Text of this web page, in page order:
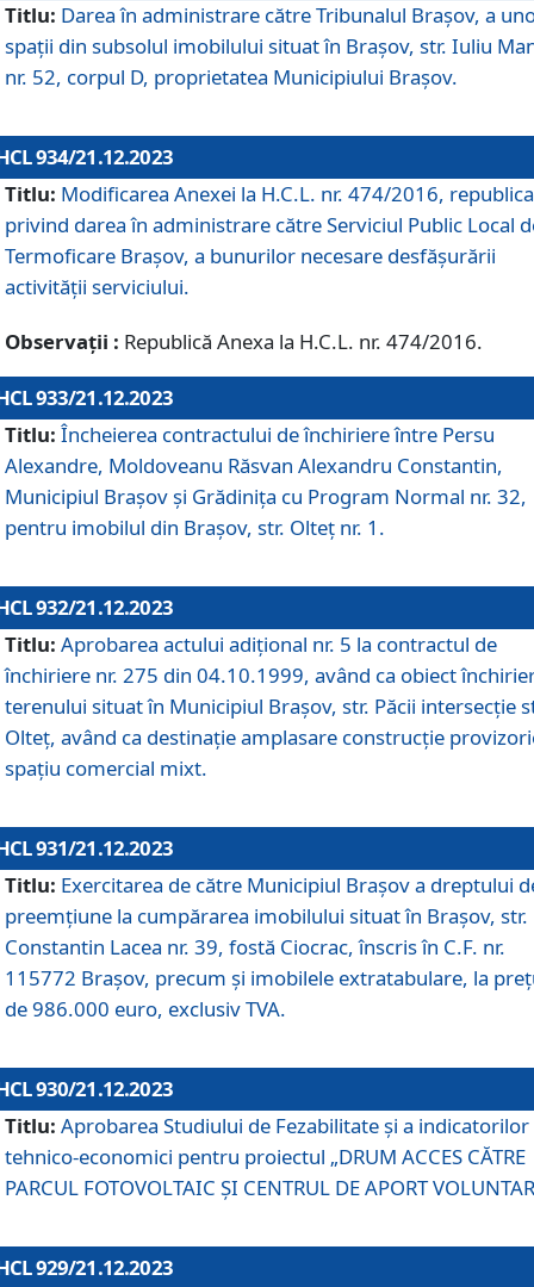
Titlu: Darea în administrare către Tribunalul Brașov, a
spații din subsolul imobilului situat în Brașov, str. Iuliu
nr. 52, corpul D, proprietatea Municipiului Brașov.
934/21.12.2023
Titlu: Modificarea Anexei la H.C.L. nr. 474/2016,
privind darea în administrare către Serviciul Public Local
Termoficare Braşov, a bunurilor necesare desfăşurării
activităţii serviciului.
Observații : Republică Anexa la H.C.L. nr. 474/2016.
933/21.12.2023
Titlu: Încheierea contractului de închiriere între Persu
Alexandre, Moldoveanu Răsvan Alexandru Constantin,
Municipiul Braşov şi Grădinița cu Program Normal nr. 32,
pentru imobilul din Brașov, str. Olteț nr. 1.
932/21.12.2023
Titlu: Aprobarea actului adițional nr. 5 la contractul de
închiriere nr. 275 din 04.10.1999, având ca obiect
terenului situat în Municipiul Brașov, str. Păcii intersecție
Olteț, având ca destinație amplasare construcție
spațiu comercial mixt.
931/21.12.2023
Titlu: Exercitarea de către Municipiul Brașov a dreptului
preemțiune la cumpărarea imobilului situat în Brașov, str.
Constantin Lacea nr. 39, fostă Ciocrac, înscris în C.F. nr.
115772 Brașov, precum și imobilele extratabulare, la
de 986.000 euro, exclusiv TVA.
930/21.12.2023
Titlu: Aprobarea Studiului de Fezabilitate și a indicatorilor
tehnico-economici pentru proiectul „DRUM ACCES CĂTRE
PARCUL FOTOVOLTAIC ȘI CENTRUL DE APORT
929/21.12.2023